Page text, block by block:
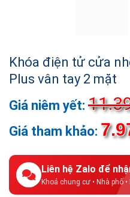
Khóa điện tử cửa
Plus vân tay 2 mặt
Liên hệ Zalo để
Khoá chung cư • Nhà phố